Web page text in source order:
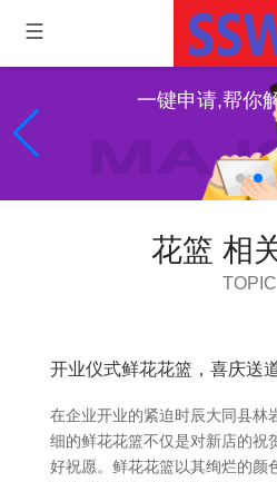
一键申请,帮你
花篮 相
TOPIC
开业仪式鲜花花篮，喜庆送
在企业开业的紧迫时辰大同县林
细的鲜花花篮不仅是对新店的祝
好祝愿。鲜花花篮以其绚烂的颜